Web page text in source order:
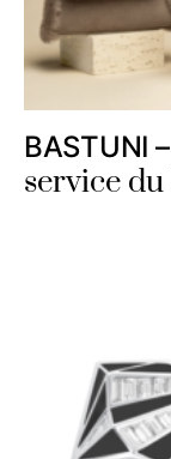
BASTUNI
service